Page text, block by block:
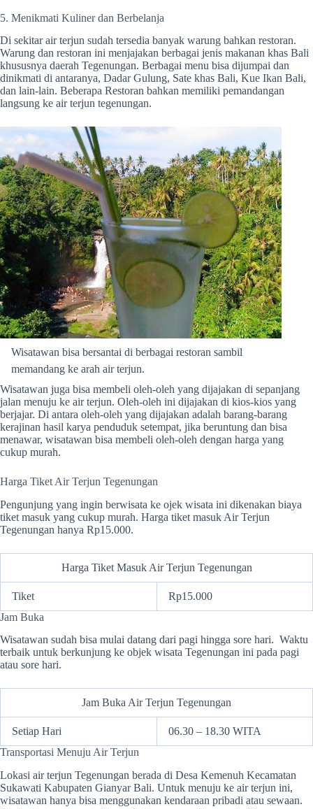
5. Menikmati Kuliner dan Berbelanja
Di sekitar air terjun sudah tersedia banyak warung bahkan restoran.
Warung dan restoran ini menjajakan berbagai jenis makanan khas Bali
khususnya daerah Tegenungan. Berbagai menu bisa dijumpai dan
dinikmati di antaranya, Dadar Gulung, Sate khas Bali, Kue Ikan Bali,
dan lain-lain. Beberapa Restoran bahkan memiliki pemandangan
langsung ke air terjun tegenungan.
Wisatawan bisa bersantai di berbagai restoran sambil
memandang ke arah air terjun.
Wisatawan juga bisa membeli oleh-oleh yang dijajakan di sepanjang
jalan menuju ke air terjun. Oleh-oleh ini dijajakan di kios-kios yang
berjajar. Di antara oleh-oleh yang dijajakan adalah barang-barang
kerajinan hasil karya penduduk setempat, jika beruntung dan bisa
menawar, wisatawan bisa membeli oleh-oleh dengan harga yang
cukup murah.
Harga Tiket Air Terjun Tegenungan
Pengunjung yang ingin berwisata ke ojek wisata ini dikenakan biaya
tiket masuk yang cukup murah. Harga tiket masuk Air Terjun
Tegenungan hanya Rp15.000.
Harga Tiket Masuk Air Terjun Tegenungan
Tiket
Rp15.000
Jam Buka
Wisatawan sudah bisa mulai datang dari pagi hingga sore hari. Waktu
terbaik untuk berkunjung ke objek wisata Tegenungan ini pada pagi
atau sore hari.
Jam Buka Air Terjun Tegenungan
Setiap Hari
06.30 – 18.30 WITA
Transportasi Menuju Air Terjun
Lokasi air terjun Tegenungan berada di Desa Kemenuh Kecamatan
Sukawati Kabupaten Gianyar Bali. Untuk menuju ke air terjun ini,
wisatawan hanya bisa menggunakan kendaraan pribadi atau sewaan.